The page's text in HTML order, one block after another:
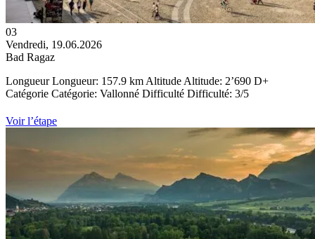
03
Vendredi, 19.06.2026
Bad Ragaz
Longueur Longueur: 157.9 km Altitude Altitude: 2’690 D+
Catégorie Catégorie: Vallonné Difficulté Difficulté: 3/5
Voir l’étape